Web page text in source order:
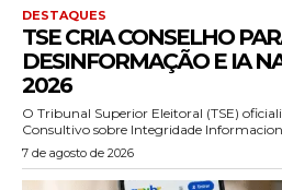
DESTAQUES
TSE CRIA CONSELHO
DESINFORMAÇÃO E IA
2026
O Tribunal Superior Eleitoral (TSE)
Consultivo sobre Integridade
7 de agosto de 2026